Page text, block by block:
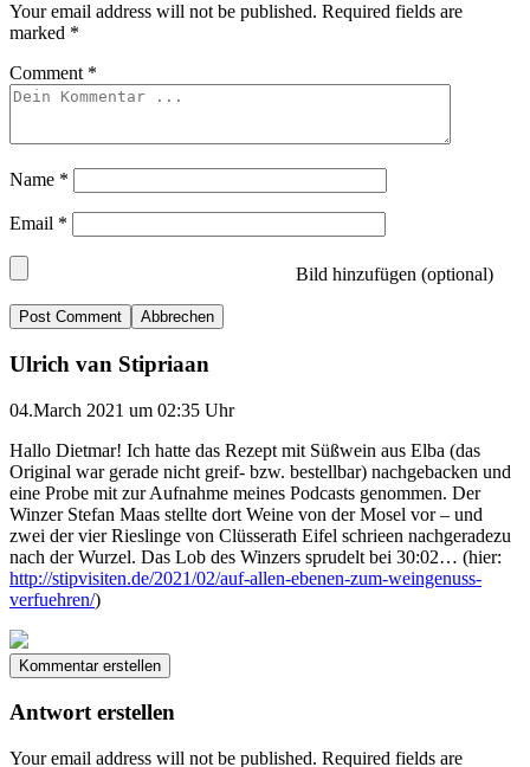
Your email address will not be published. Required fields are
marked *
Comment *
Name *
Email *
Bild hinzufügen (optional)
Abbrechen
Ulrich van Stipriaan
04.March 2021 um 02:35 Uhr
Hallo Dietmar! Ich hatte das Rezept mit Süßwein aus Elba (das
Original war gerade nicht greif- bzw. bestellbar) nachgebacken und
eine Probe mit zur Aufnahme meines Podcasts genommen. Der
Winzer Stefan Maas stellte dort Weine von der Mosel vor – und
zwei der vier Rieslinge von Clüsserath Eifel schrieen nachgeradezu
nach der Wurzel. Das Lob des Winzers sprudelt bei 30:02… (hier:
http://stipvisiten.de/2021/02/auf-allen-ebenen-zum-weingenuss-
verfuehren/)
Kommentar erstellen
Antwort erstellen
Your email address will not be published. Required fields are